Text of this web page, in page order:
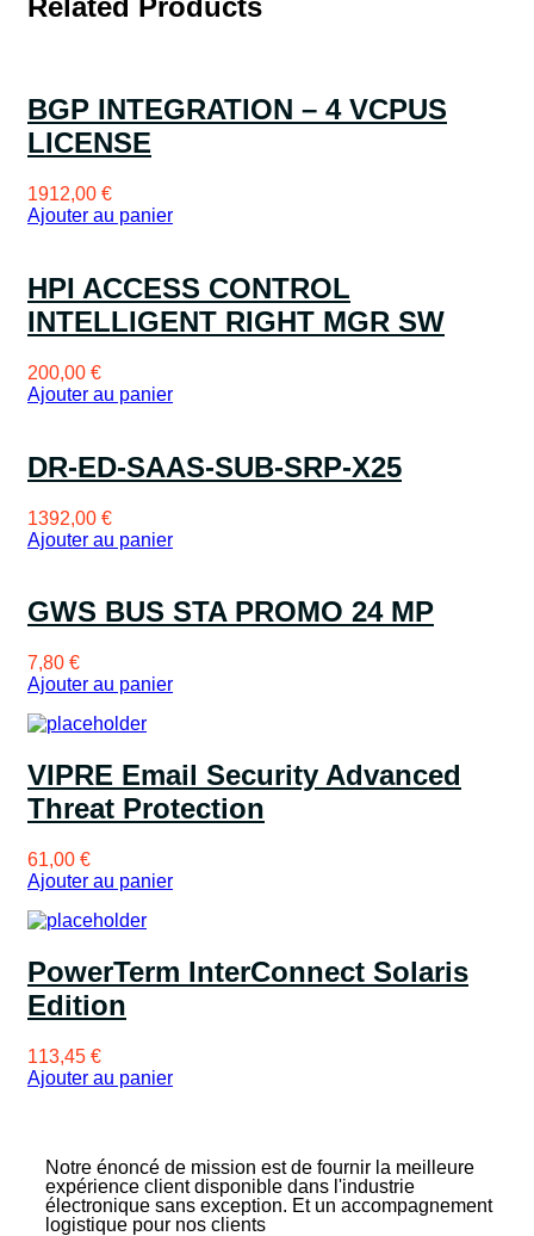
Related Products
BGP INTEGRATION – 4 VCPUS
LICENSE
1912,00 €
Ajouter au panier
HPI ACCESS CONTROL
INTELLIGENT RIGHT MGR SW
200,00 €
Ajouter au panier
DR-ED-SAAS-SUB-SRP-X25
1392,00 €
Ajouter au panier
GWS BUS STA PROMO 24 MP
7,80 €
Ajouter au panier
VIPRE Email Security Advanced
Threat Protection
61,00 €
Ajouter au panier
PowerTerm InterConnect Solaris
Edition
113,45 €
Ajouter au panier
Notre énoncé de mission est de fournir la meilleure
expérience client disponible dans l'industrie
électronique sans exception. Et un accompagnement
logistique pour nos clients